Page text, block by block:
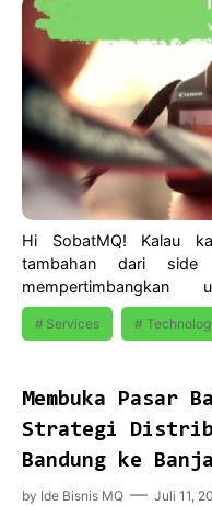
Hi SobatMQ! Kalau
tambahan dari
mempertimbangkan
Microstoker…
Services
Membuka Pasar
Strategi
Bandung ke
by Ide Bisnis MQ Juli 11,